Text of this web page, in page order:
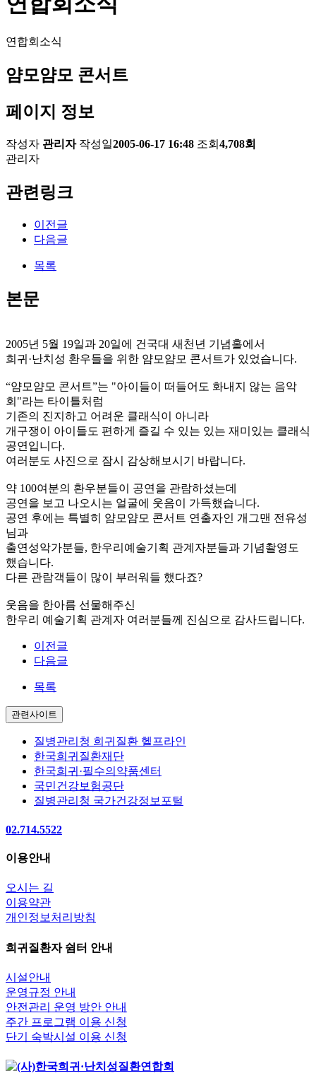
연합회소식
얌모얌모 콘서트
페이지 정보
작성자 관리자 작성일2005-06-17 16:48 조회 4,708회
관리자
관련링크
이전글
다음글
목록
본문
2005년 5월 19일과 20일에 건국대 새천년 기념홀에서
희귀·난치성 환우들을 위한 얌모얌모 콘서트가 있었습니다.
“얌모얌모 콘서트”는 "아이들이 떠들어도 화내지 않는 음악
회"라는 타이틀처럼
기존의 진지하고 어려운 클래식이 아니라
개구쟁이 아이들도 편하게 즐길 수 있는 있는 재미있는 클래식
공연입니다.
여러분도 사진으로 잠시 감상해보시기 바랍니다.
약 100여분의 환우분들이 공연을 관람하셨는데
공연을 보고 나오시는 얼굴에 웃음이 가득했습니다.
공연 후에는 특별히 얌모얌모 콘서트 연출자인 개그맨 전유성
님과
출연성악가분들, 한우리예술기획 관계자분들과 기념촬영도
했습니다.
다른 관람객들이 많이 부러워들 했다죠?
웃음을 한아름 선물해주신
한우리 예술기획 관계자 여러분들께 진심으로 감사드립니다.
이전글
다음글
목록
관련사이트
질병관리청 희귀질환 헬프라인
한국희귀질환재단
한국희귀·필수의약품센터
국민건강보험공단
질병관리청 국가건강정보포털
02.714.5522
이용안내
오시는 길
이용약관
개인정보처리방침
희귀질환자 쉼터 안내
시설안내
운영규정 안내
안전관리 운영 방안 안내
주간 프로그램 이용 신청
단기 숙박시설 이용 신청